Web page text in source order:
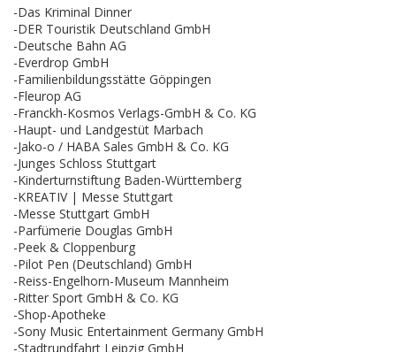
-Das Kriminal Dinner
-DER Touristik Deutschland GmbH
-Deutsche Bahn AG
-Everdrop GmbH
-Familienbildungsstätte Göppingen
-Fleurop AG
-Franckh-Kosmos Verlags-GmbH & Co. KG
-Haupt- und Landgestüt Marbach
-Jako-o / HABA Sales GmbH & Co. KG
-Junges Schloss Stuttgart
-Kinderturnstiftung Baden-Württemberg
-KREATIV | Messe Stuttgart
-Messe Stuttgart GmbH
-Parfümerie Douglas GmbH
-Peek & Cloppenburg
-Pilot Pen (Deutschland) GmbH
-Reiss-Engelhorn-Museum Mannheim
-Ritter Sport GmbH & Co. KG
-Shop-Apotheke
-Sony Music Entertainment Germany GmbH
-Stadtrundfahrt Leipzig GmbH